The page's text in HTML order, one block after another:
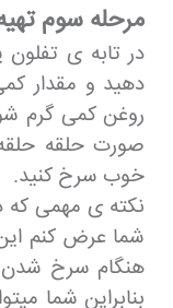
مرحله سوم
در تابه ی تفلون
دهید و مقدار
روغن کمی گرم
صورت حلقه
خوب سرخ کنید.
نکته ی مهمی
شما عرض کنم
هنگام سرخ شدن
بنابراین شما